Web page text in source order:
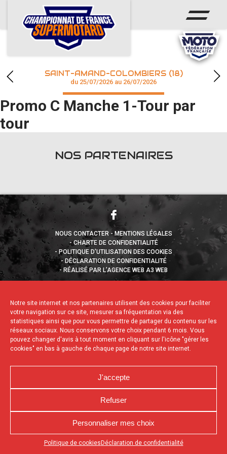
Notre site internet et nos partenaires utilisent des cookies pour faciliter
votre navigation sur ce site, mesurer sa fréquentation via des
statistiques ainsi que pour vous permettre de partager du contenu sur les
réseaux sociaux. Nous conservons votre choix pendant 6 mois. Vous
pouvez changer d'avis à tout moment en cliquant sur l'icône "gérer les
cookies" en bas à gauche de chaque page de notre site internet.
J'accepte
Refuser
Personnaliser mes choix
Politique de cookies Déclaration de confidentialité
Appuyez sur le bouton partager en bas de votre
ACCUEIL
ACTUS
CALENDRIER
CHAMPIONNAT
RÉSULTATS
PHOTOS / WEB TV
SAINT-AMAND-COLOMBIERS (18)
du 25/07/2026 au 26/07/2026
Promo C Manche 1-Tour par
tour
NOS PARTENAIRES
NOUS CONTACTER
MENTIONS LÉGALES
CHARTE DE CONFIDENTIALITÉ
POLITIQUE D’UTILISATION DES COOKIES
DÉCLARATION DE CONFIDENTIALITÉ
RÉALISÉ PAR L’AGENCE WEB A3 WEB